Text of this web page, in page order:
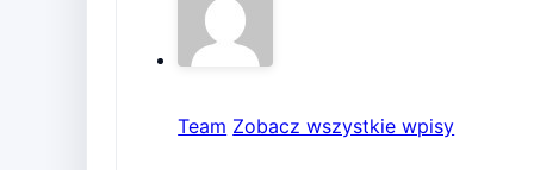
Team Zobacz wszystkie wpisy